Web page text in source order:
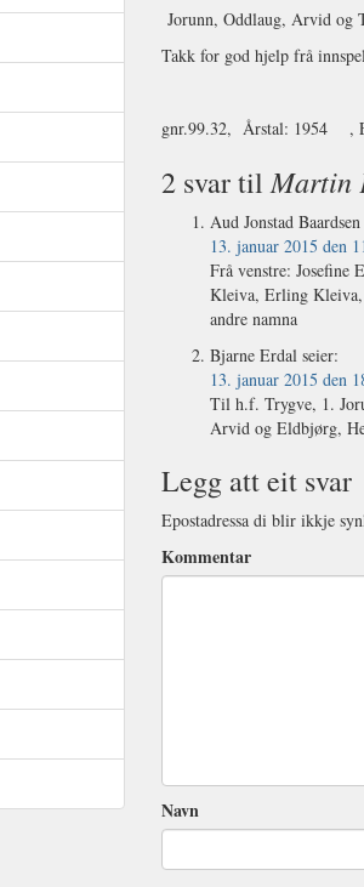
Jorunn, Oddlaug, Arvid og
Takk for god hjelp frå
gnr.99.32, Årstal: 1954
2 svar tilMartin
Aud Jonstad Baardsen
13. januar 2015 den
Frå venstre:
Kleiva, Erling Kleiva,
andre namna
Bjarne Erdal seier:
13. januar 2015 den
Til h.f. Trygve, 1.
Arvid og Eldbjørg,
Legg att eit svar
Epostadressa di blir ikkje
Kommentar
Navn